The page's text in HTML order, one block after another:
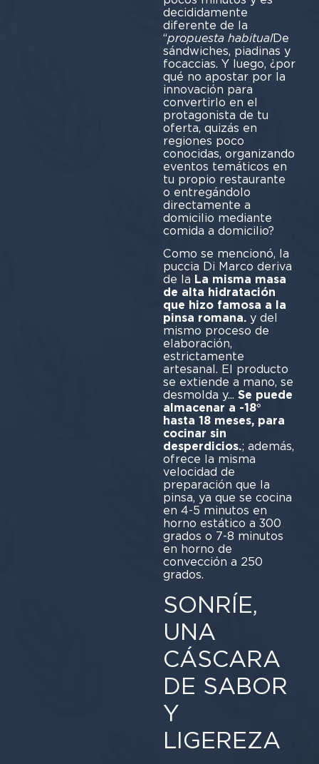
decididamente
diferente de la
“propuesta habitualDe
sándwiches, piadinas y
focaccias. Y luego, ¿por
qué no apostar por la
innovación para
convertirlo en el
protagonista de tu
oferta, quizás en
regiones poco
conocidas, organizando
eventos temáticos en
tu propio restaurante
o entregándolo
directamente a
domicilio mediante
comida a domicilio?
Como se mencionó, la
puccia Di Marco deriva
de la La misma masa
de alta hidratación
que hizo famosa a la
pinsa romana.y del
mismo proceso de
elaboración,
estrictamente
artesanal. El producto
se extiende a mano, se
desmolda y... Se puede
almacenar a -18°
hasta 18 meses, para
cocinar sin
desperdicios.; además,
ofrece la misma
velocidad de
preparación que la
pinsa, ya que se cocina
en 4-5 minutos en
horno estático a 300
grados o 7-8 minutos
en horno de
convección a 250
grados.
SONRÍE,
UNA
CÁSCARA
DE SABOR
Y
LIGEREZA